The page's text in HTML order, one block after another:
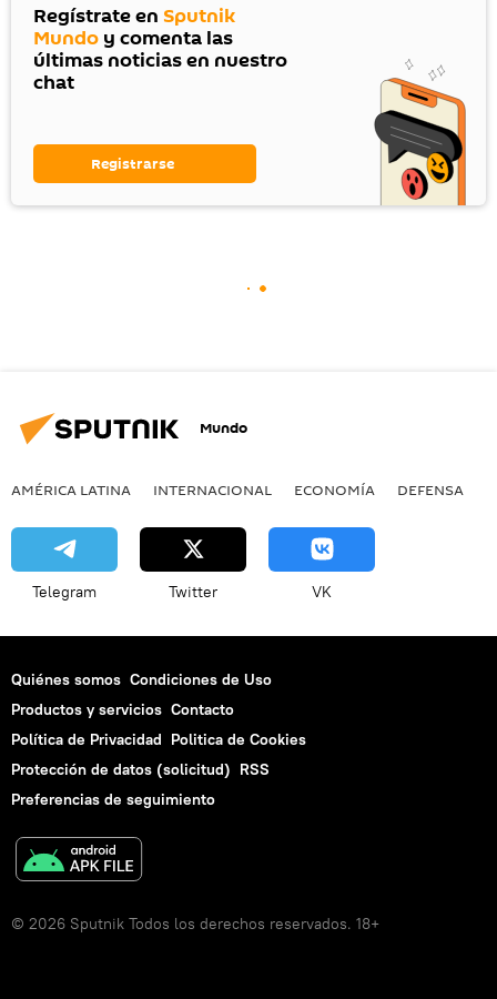
Regístrate en Sputnik
Mundo y comenta las
últimas noticias en nuestro
chat
Registrarse
Mundo
AMÉRICA LATINA INTERNACIONAL ECONOMÍA DEFENSA
Telegram Twitter VK
Quiénes somos Condiciones de Uso
Productos y servicios Contacto
Política de Privacidad Politica de Cookies
Protección de datos (solicitud) RSS
Preferencias de seguimiento
© 2026 Sputnik Todos los derechos reservados. 18+